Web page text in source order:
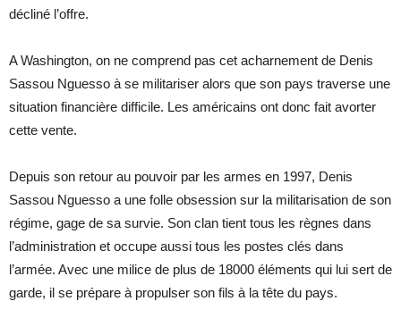
décliné l’offre.
A Washington, on ne comprend pas cet acharnement de Denis
Sassou Nguesso à se militariser alors que son pays traverse une
situation financière difficile. Les américains ont donc fait avorter
cette vente.
Depuis son retour au pouvoir par les armes en 1997, Denis
Sassou Nguesso a une folle obsession sur la militarisation de son
régime, gage de sa survie. Son clan tient tous les règnes dans
l’administration et occupe aussi tous les postes clés dans
l’armée. Avec une milice de plus de 18000 éléments qui lui sert de
garde, il se prépare à propulser son fils à la tête du pays.